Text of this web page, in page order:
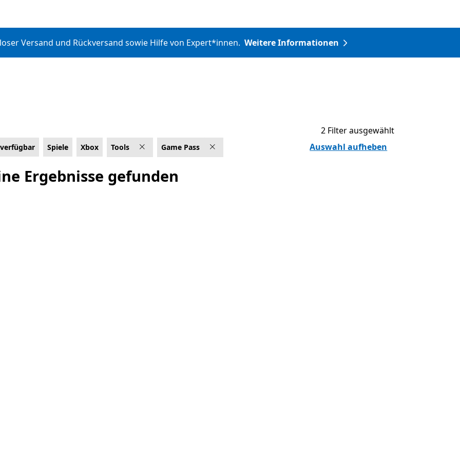
Versand und Rückversand sowie Hilfe von Expert*innen. Weitere Informationen
Spiele Xbox Tools Game Pass
2 Filter ausgewählt
Auswahl aufheben
Ergebnisse gefunden